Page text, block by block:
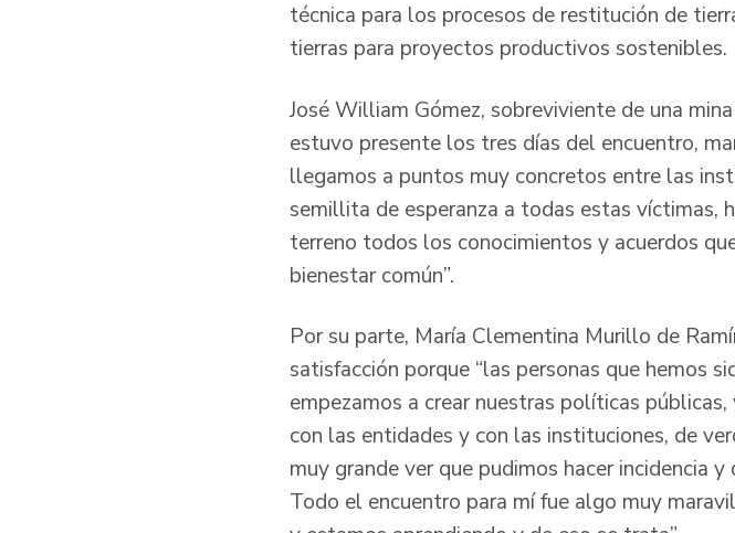
técnica para los procesos de restitución de
tierras para proyectos productivos sostenibles.
José William Gómez, sobreviviente de una
estuvo presente los tres días del encuentro,
llegamos a puntos muy concretos entre las
semillita de esperanza a todas estas víctimas,
terreno todos los conocimientos y acuerdos
bienestar común”.
Por su parte, María Clementina Murillo de
satisfacción porque “las personas que hemos
empezamos a crear nuestras políticas
con las entidades y con las instituciones, de
muy grande ver que pudimos hacer incidencia
Todo el encuentro para mí fue algo muy